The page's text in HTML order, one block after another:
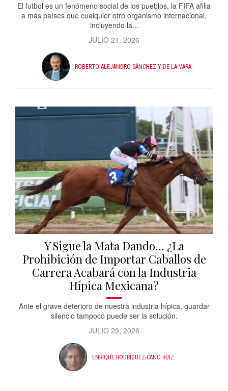
El futbol es un fenómeno social de los pueblos, la FIFA afilia
a más países que cualquier otro organismo internacional,
incluyendo la...
JULIO 21, 2026
ROBERTO ALEJANDRO SÁNCHEZ Y DE LA VARA
Y Sigue la Mata Dando… ¿La
Prohibición de Importar Caballos de
Carrera Acabará con la Industria
Hípica Mexicana?
Ante el grave deterioro de nuestra industria hípica, guardar
silencio tampoco puede ser la solución.
JULIO 29, 2026
ENRIQUE RODRÍGUEZ-CANO RUIZ